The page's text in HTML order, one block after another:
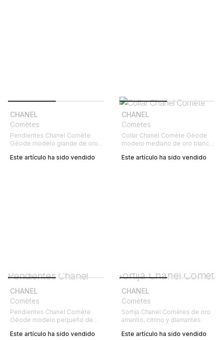
CHANEL
Comètes
Pendientes Chanel Comète
Géode modelo grande de oro
Este artículo ha sido vendido
CHANEL
Comètes
Collar Chanel Comète Géode
modelo mediano de oro blanco
Este artículo ha sido vendido
CHANEL
Comètes
Pendientes Chanel Comète
Géode modelo pequeño de
Este artículo ha sido vendido
CHANEL
Comètes
Sortija Chanel Comètes de oro
amarillo, citrino y diamantes
Este artículo ha sido vendido